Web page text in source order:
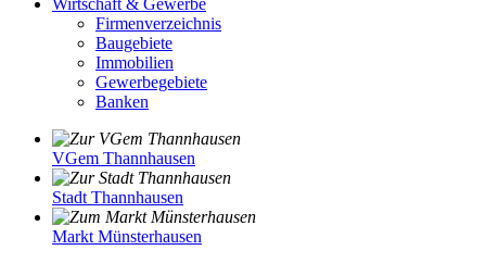
Wirtschaft & Gewerbe
Firmenverzeichnis
Baugebiete
Immobilien
Gewerbegebiete
Banken
VGem Thannhausen
Stadt Thannhausen
Markt Münsterhausen